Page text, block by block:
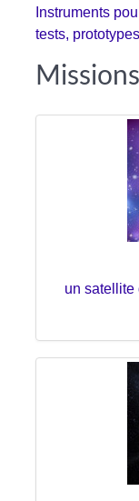
Instruments
tests, prototypes
un satellite